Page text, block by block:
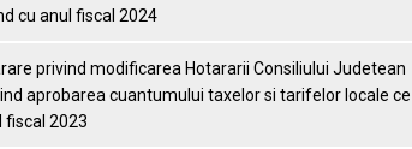
cu anul fiscal 2024
privind modificarea Hotararii Consiliului Judetean
aprobarea cuantumului taxelor si tarifelor locale ce
fiscal 2023